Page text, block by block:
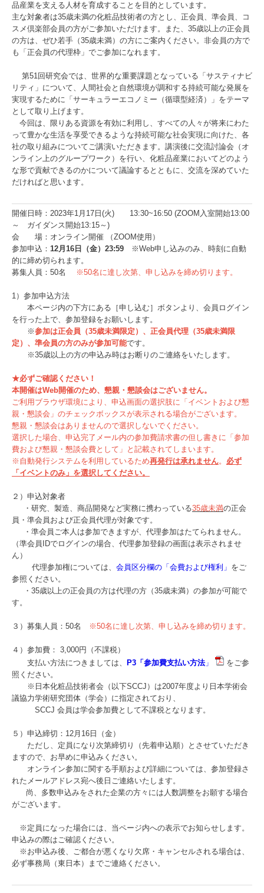
品産業を支える人材を育成することを目的としています。
主な対象者は35歳未満の化粧品技術者の方とし、正会員、準会員、コ
スメ倶楽部会員の方がご参加いただけます。また、35歳以上の正会員
の方は、ぜひ若手（35歳未満）の方にご案内ください。非会員の方で
も「正会員の代理枠」でご参加になれます。
第51回研究会では、世界的な重要課題となっている「サスティナビ
リティ」について、人間社会と自然環境が調和する持続可能な発展を
実現するために「サーキュラーエコノミー（循環型経済）」をテーマ
として取り上げます。
今回は、限りある資源を有効に利用し、すべての人々が将来にわた
って豊かな生活を享受できるような持続可能な社会実現に向けた、各
社の取り組みについてご講演いただきます。講演後に交流討論会（オ
ンライン上のグループワーク）を行い、化粧品産業においてどのよう
な形で貢献できるのかについて議論するとともに、交流を深めていた
だければと思います。
開催日時：2023年1月17日(火) 13:30~16:50 (ZOOM入室開始13:00
～ ガイダンス開始13:15～)
会 場：オンライン開催 （ZOOM使用）
参加申込： 12月16日（金）23:59
※Web申し込みのみ、時刻に自動
的に締め切られます。
募集人員：50名
※50名に達し次第、申し込みを締め切ります。
1）参加申込方法
本ページ内の下方にある［申し込む］ボタンより、会員ログイン
を行った上で、参加登録をお願いします。
※参加は正会員（35歳未満限定）、正会員代理（35歳未満限
定）、準会員の方のみが参加可能です。
※35歳以上の方の申込み時はお断りのご連絡をいたします。
★必ずご確認ください！
本開催はWeb開催のため、懇親・懇談会はございません。
ご利用ブラウザ環境により、申込画面の選択肢に「イベントおよび懇
親・懇談会」のチェックボックスが表示される場合がございます。
懇親・懇談会はありませんので選択しないでください。
選択した場合、申込完了メール内の参加費請求書の但し書きに「参加
費および懇親・懇談会費として」と記載されてしまいます。
※自動発行システムを利用しているため再発行は承れません。 必ず
「イベントのみ」を選択してください。
２）申込対象者
・研究、製造、商品開発など実務に携わっている35歳未満の正会
員・準会員および正会員代理が対象です。
・準会員ご本人は参加できますが、代理参加はたてられません。
（準会員IDでログインの場合、代理参加登録の画面は表示されませ
ん）
代理参加権については、 会員区分欄の「会費および権利」 をご
参照ください。
・35歳以上の正会員の方は代理の方（35歳未満）の参加が可能で
す。
３）募集人員：50名 ※50名に達し次第、申し込みを締め切ります。
４）参加費： 3,000円（不課税）
支払い方法につきましては、
P3「参加費支払い方法」
をご参
照ください。
※日本化粧品技術者会（以下SCCJ）は2007年度より日本学術会
議協力学術研究団体（学会）に指定されており、
SCCJ 会員は学会参加費として不課税となります。
５）申込締切：12月16日（金）
ただし、定員になり次第締切り（先着申込順）とさせていただき
ますので、お早めに申込みください。
オンライン参加に関する手順および詳細については、参加登録さ
れたメールアドレス宛へ後日ご連絡いたします。
尚、多数申込みをされた企業の方々には人数調整をお願する場合
がございます。
※定員になった場合には、当ページ内への表示でお知らせします。
申込みの際はご確認ください。
※お申込み後、ご都合が悪くなり欠席・キャンセルされる場合は、
必ず事務局（東日本）までご連絡ください。